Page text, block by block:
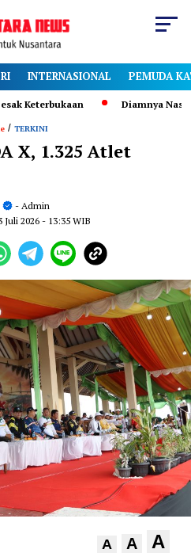
INTERNASIONAL PEMUDA
Diamnya Nasdem Saat
/ TERKINI
X, 1.325 Atlet
- Admin
Juli 2026 - 13:35 WIB
A A A